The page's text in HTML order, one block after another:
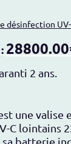
désinfection
2 ans.
une valise
C lointains
batterie